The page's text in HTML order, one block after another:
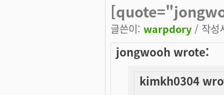
글쓴이: warpdory / 작성
jongwooh wrote:
kimkh0304